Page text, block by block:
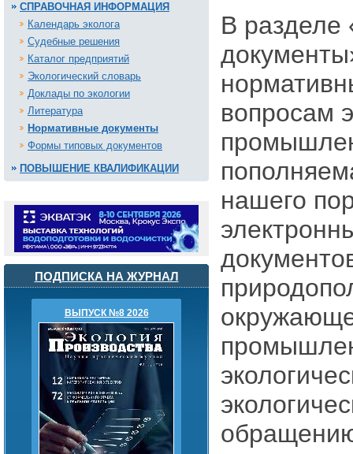
СПРАВОЧНАЯ ИНФОРМАЦИЯ
Календарь эколога
Судебные решения
Каталог предприятий
Экологический словарь
Доклады по экологии
Литература
Нормативные документы
Формы типовых документов
ПОВЫШЕНИЕ КВАЛИФИКАЦИИ
ПОДПИСКА НА ЖУРНАЛ
ВЫПУСК №8 2026
В разделе
вопросам
нашего